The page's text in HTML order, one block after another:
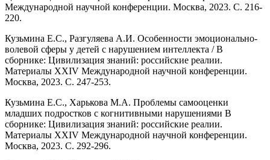
Международной научной конференции. Москва, 2023. С. 216-
220.
Кузьмина Е.С., Разгуляева А.И. Особенности эмоционально-
волевой сферы у детей с нарушением интеллекта / В
сборнике: Цивилизация знаний: российские реалии.
Материалы XXIV Международной научной конференции.
Москва, 2023. С. 247-253.
Кузьмина Е.С., Харькова М.А. Проблемы самооценки
младших подростков с когнитивными нарушениями В
сборнике: Цивилизация знаний: российские реалии.
Материалы XXIV Международной научной конференции.
Москва, 2023. С. 292-296.